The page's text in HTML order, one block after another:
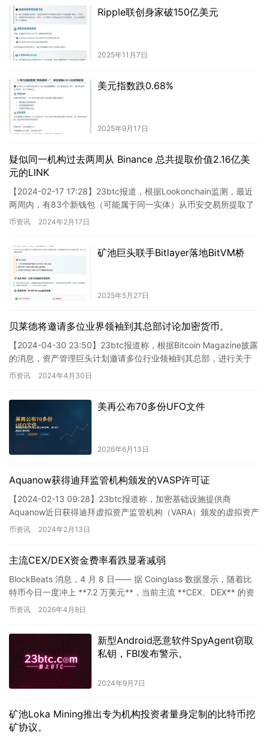
Ripple联创身家破150亿美元
2025年11月7日
美元指数跌0.68%
2025年9月17日
疑似同一机构过去两周从 Binance 总共提取价值2.16亿美
元的LINK
【2024-02-17 17:28】23btc报道，根据Lookonchain监测，最近
两周内，有83个新钱包（可能属于同一实体）从币安交易所提取了
总计11,097,687枚LIN…
币资讯 2024年2月17日
矿池巨头联手Bitlayer落地BitVM桥
2025年5月27日
贝莱德将邀请多位业界领袖到其总部讨论加密货币。
【2024-04-30 23:50】23btc报道称，根据Bitcoin Magazine披露
的消息，资产管理巨头计划邀请多位行业领袖到其总部，进行关于
比特币的讨论。 这则新闻显示…
币资讯 2024年4月30日
美再公布70多份UFO文件
2026年6月13日
Aquanow获得迪拜监管机构颁发的VASP许可证
【2024-02-13 09:28】23btc报道称，加密基础设施提供商
Aquanow近日获得迪拜虚拟资产监管机构（VARA）颁发的虚拟资产
服务提供商（VASP）许可证。这项许可证…
币资讯 2024年2月13日
主流CEX/DEX资金费率看跌显著减弱
BlockBeats 消息，4 月 8 日—— 据 Coinglass 数据显示，随着比
特币今日一度冲上 **7.2 万美元**，当前主流 **CEX、DEX** 的资
金费率指标表…
币资讯 2026年4月8日
新型Android恶意软件SpyAgent窃取
私钥，FBI发布警示。
2024年9月7日
矿池Loka Mining推出专为机构投资者量身定制的比特币挖
矿协议。